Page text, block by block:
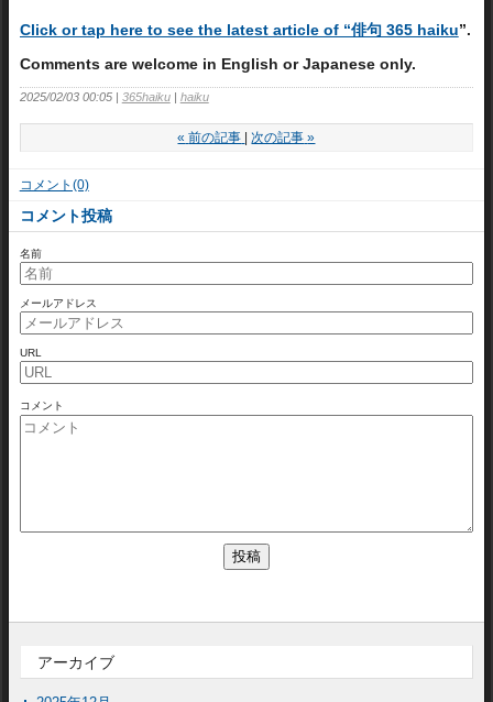
Click or tap here to see the latest article of “俳句 365 haiku”.
Comments are welcome in English or Japanese only.
2025/02/03 00:05 365haiku haiku
« 前の記事 次の記事 »
コメント(0)
コメント投稿
名前
メールアドレス
URL
コメント
アーカイブ